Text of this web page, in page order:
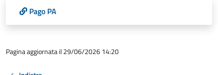
Pago PA
Pagina aggiornata il 29/06/2026 14:20